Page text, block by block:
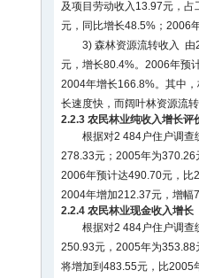
及项目劳动收入13.97元，
元，同比增长48.5%；2006
3) 森林资源流转收入
元，增长80.4%。2006年预
2004年增长166.8%。其中
长速度快，而阔叶林资源流
2.2.3 农民林业纯收入增长评
根据对2 484户住户调查
278.33元；2005年为
2006年预计达490.70元，比
2004年增加212.37元，增幅
2.2.4 农民林业现金收入增长
根据对2 484户住户调查
250.93元，2005年为
将增加到483.55元，比2005